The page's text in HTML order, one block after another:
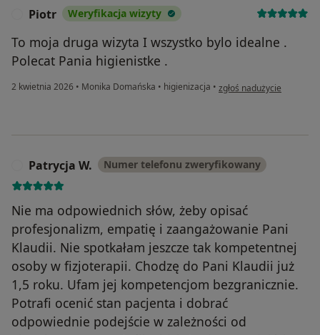
Piotr Weryfikacja wizyty
To moja druga wizyta I wszystko bylo idealne .
Polecat Pania higienistke .
2 kwietnia 2026 • Monika Domańska • higienizacja • w opinii użytkownika Piotr
zgłoś nadużycie
Patrycja W. Numer telefonu zweryfikowany
Nie ma odpowiednich słów, żeby opisać
profesjonalizm, empatię i zaangażowanie Pani
Klaudii. Nie spotkałam jeszcze tak kompetentnej
osoby w fizjoterapii. Chodzę do Pani Klaudii już
1,5 roku. Ufam jej kompetencjom bezgranicznie.
Potrafi ocenić stan pacjenta i dobrać
odpowiednie podejście w zależności od